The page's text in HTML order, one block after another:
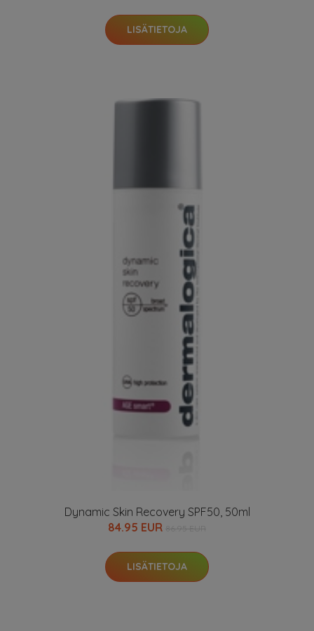
LISÄTIETOJA
Dynamic Skin Recovery SPF50, 50ml
84.95 EUR
LISÄTIETOJA